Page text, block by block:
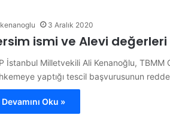
3 Aralık 2020
ismi ve Alevi
İstanbul Milletvekili Ali Kenanoğlu, TBMM
yaptığı tescil başvurusunun
Devamını Oku »